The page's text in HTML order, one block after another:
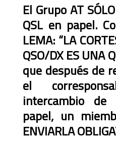
El Grupo AT
QSL en papel.
LEMA: “LA
QSO/DX ES UNA
que después de
el
intercambio
papel, un
ENVIARLA